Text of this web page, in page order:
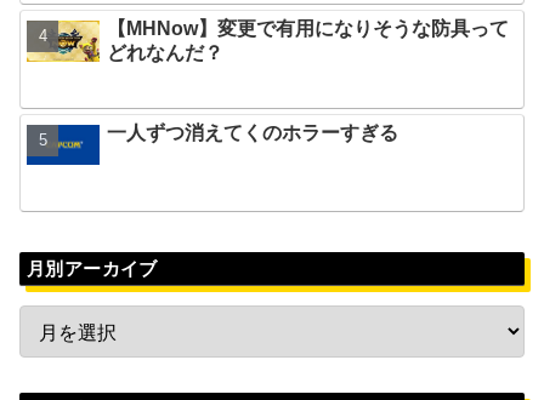
【MHNow】変更で有用になりそうな防具って
どれなんだ？
一人ずつ消えてくのホラーすぎる
月別アーカイブ